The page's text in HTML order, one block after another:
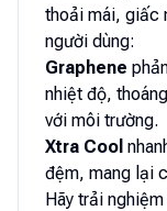
thoải mái, giấc
người dùng:
Graphene
nhiệt độ,
với môi trường.
Xtra Cool
đệm, mang lại
Hãy trải